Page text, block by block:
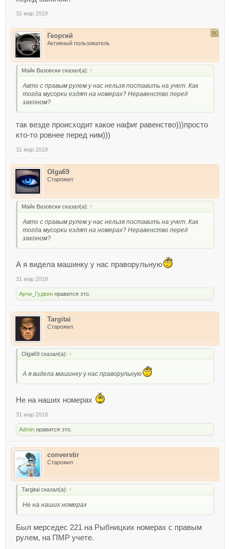
31 мар 2019
Георгий
Активный пользователь
Майк Вазовски сказал(а): ↑
Авто с правым рулем у нас нельзя поставить на учет. Как
тогда мусорки ездят на номерах? Неравенство перед
законом?
так везде происходит какое нафиг равенство)))просто
кто-то ровнее перед ним)))
31 мар 2019
Olga69
Старожил
Майк Вазовски сказал(а): ↑
Авто с правым рулем у нас нельзя поставить на учет. Как
тогда мусорки ездят на номерах? Неравенство перед
законом?
А я видела машинку у нас праворульную
31 мар 2019
Арчи_Гудвин нравится это.
Targitai
Старожил
Olga69 сказал(а): ↑
А я видела машинку у нас праворульную
Не на наших номерах
31 мар 2019
Admin нравится это.
converstir
Старожил
Targitai сказал(а): ↑
Не на наших номерах
Был мерседес 221 на Рыбницких номерах с правым
рулем, на ПМР учете.